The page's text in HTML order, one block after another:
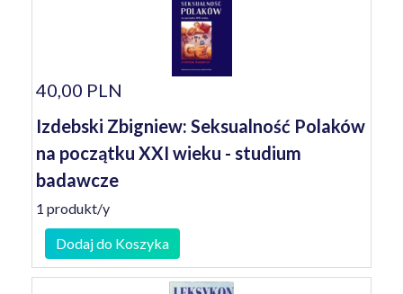
40,00 PLN
Izdebski Zbigniew: Seksualność Polaków
na początku XXI wieku - studium
badawcze
1 produkt/y
Dodaj do Koszyka